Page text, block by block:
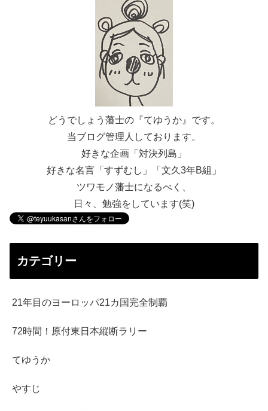
どうでしょう藩士の『てゆうか』です。
当ブログ管理人しております。
好きな企画「対決列島」
好きな名言「すずむし」「文久3年B組」
ツワモノ藩士になるべく、
日々、勉強をしています(笑)
カテゴリー
21年目のヨーロッパ21カ国完全制覇
72時間！原付東日本縦断ラリー
てゆうか
やすじ